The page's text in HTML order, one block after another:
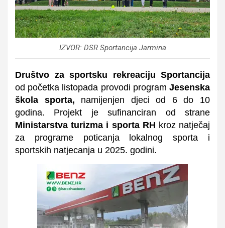
IZVOR: DSR Sportancija Jarmina
Društvo za sportsku rekreaciju Sportancija
od početka listopada provodi program Jesenska
škola sporta, namijenjen djeci od 6 do 10
godina. Projekt je sufinanciran od strane
Ministarstva turizma i sporta RH kroz natječaj
za programe poticanja lokalnog sporta i
sportskih natjecanja u 2025. godini.